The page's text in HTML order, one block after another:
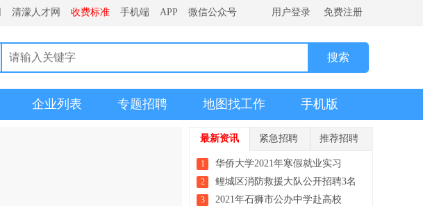
清濛人才网 收费标准 手机端 APP 微信公众号 用户登录 免费注册
企业列表 专题招聘 地图找工作 手机版
最新资讯 紧急招聘 推荐招聘
1 华侨大学2021年寒假就业实习
2 鲤城区消防救援大队公开招聘3名
3 2021年石狮市公办中学赴高校